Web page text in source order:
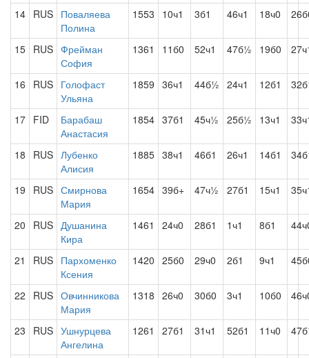
14 RUS Поваляева
Полина
1553 10ч1 3б1 46ч1 18ч0
15 RUS Фрейман
София
1361 11б0 52ч1 47б½ 19б0
16 RUS Голофаст
Ульяна
1859 36ч1 44б½ 24ч1 12б1
17 FID
Барабаш
Анастасия
1854 37б1 45ч½ 25б½ 13ч1
18 RUS Лубенко
Алисия
1885 38ч1 46б1 26ч1 14б1
19 RUS Смирнова
Мария
1654 39б+ 47ч½ 27б1 15ч1
20 RUS Душанина
Кира
1461 24ч0 28б1 1ч1 8б1
21 RUS Пархоменко
Ксения
1420 25б0 29ч0 2б1 9ч1
22 RUS Овчинникова
Мария
1318 26ч0 30б0 3ч1 10б0
23 RUS Ушнурцева
Ангелина
1261 27б1 31ч1 52б1 11ч0